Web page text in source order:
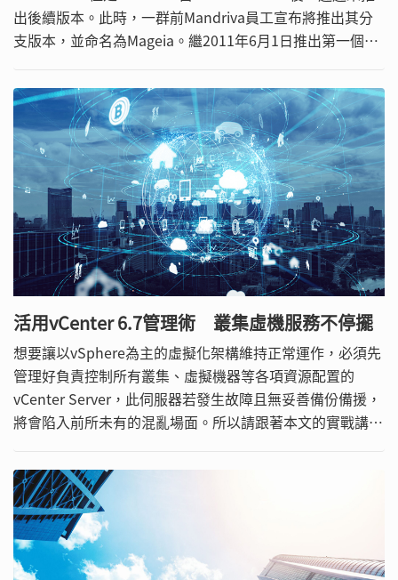
出後續版本。此時，一群前Mandriva員工宣布將推出其分
支版本，並命名為Mageia。繼2011年6月1日推出第一個版
活用vCenter 6.7管理術 叢集虛機服務不停擺
想要讓以vSphere為主的虛擬化架構維持正常運作，必須先
管理好負責控制所有叢集、虛擬機器等各項資源配置的
vCenter Server，此伺服器若發生故障且無妥善備份備援，
將會陷入前所未有的混亂場面。所以請跟著本文的實戰講解